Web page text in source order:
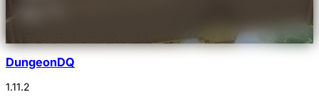
DungeonDQ
1.11.2